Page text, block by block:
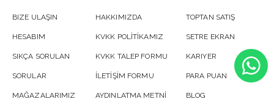
BIZE ULAŞIN
HESABIM
SIKÇA SORULAN
SORULAR
MAĞAZALARIMIZ
HAKKIMIZDA
KVKK POLİTİKAMIZ
KVKK TALEP FORMU
İLETİŞİM FORMU
AYDINLATMA METNİ
TOPTAN SATIŞ
SETRE EKRAN
KARIYER
PARA PUAN
BLOG